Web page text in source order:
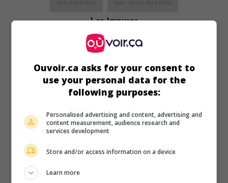
Les Impures
Fr. 1954. Drame de moeursde Pierre Chevalier
Micheline Presle,Dora Doll
comparses qui le forcent à reprendre le trafic de femmes.
au cinéma sur mes écrans
Ouvoir.ca asks for your consent to
use your personal data for the
following purposes:
Personalised advertising and content, advertising and
content measurement, audience research and
services development
Store and/or access information on a device
Learn more